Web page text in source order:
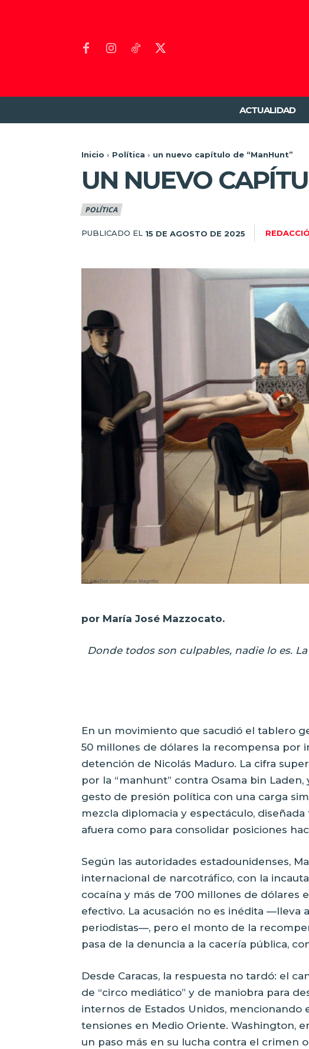
ACTUALIDAD
Inicio Política un nuevo capítulo de “ManHunt”
UN NUEVO
POLÍTICA
PUBLICADO EL 15 DE AGOSTO DE 2025
por María José Mazzocato.
Donde todos son culpables, nadie lo es.
En un movimiento que sacudió el tablero
50 millones de dólares la recompensa por
detención de Nicolás Maduro. La cifra
por la “manhunt” contra Osama bin
gesto de presión política con una carga
mezcla diplomacia y espectáculo,
afuera como para consolidar posiciones
Según las autoridades estadounidenses,
internacional de narcotráfico, con la
cocaína y más de 700 millones de dólares
efectivo. La acusación no es inédita —lleva
periodistas—, pero el monto de la
pasa de la denuncia a la cacería pública,
Desde Caracas, la respuesta no tardó: el
de “circo mediático” y de maniobra para
internos de Estados Unidos, mencionando
tensiones en Medio Oriente. Washington,
un paso más en su lucha contra el crimen